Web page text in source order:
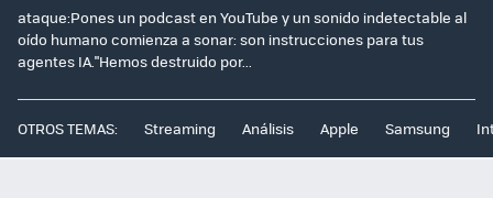
ataque:Pones un podcast en YouTube y un sonido indetectable al
oído humano comienza a sonar: son instrucciones para tus
agentes IA."Hemos destruido por...
OTROS TEMAS: Streaming Análisis Apple Samsung